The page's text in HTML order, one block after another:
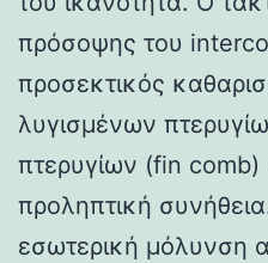
πρόσοψης του
προσεκτικός
λυγισμένων
πτερυγίων (fin comb)
προληπτική
εσωτερική μόλυνση